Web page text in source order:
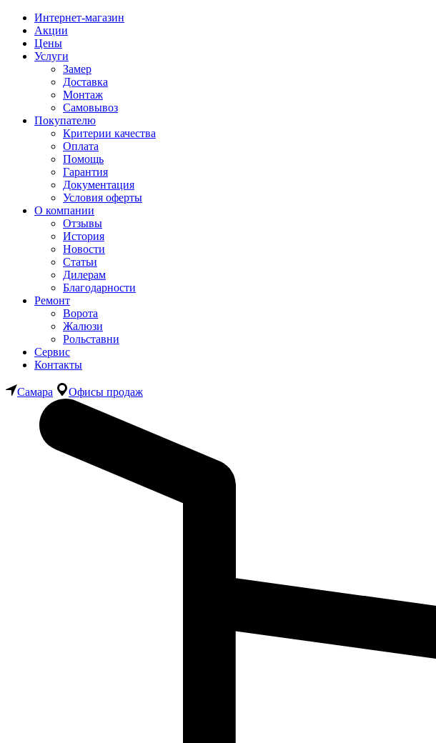
Интернет-магазин
Акции
Цены
Услуги
Замер
Доставка
Монтаж
Самовывоз
Покупателю
Критерии качества
Оплата
Помощь
Гарантия
Документация
Условия оферты
О компании
Отзывы
История
Новости
Статьи
Дилерам
Благодарности
Ремонт
Ворота
Жалюзи
Рольставни
Сервис
Контакты
Самара Офисы продаж